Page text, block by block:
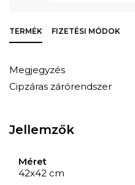
TERMÉK FIZETÉSI MÓDOK
Megjegyzés
Cipzáras zárórendszer
Jellemzők
Méret
42x42 cm